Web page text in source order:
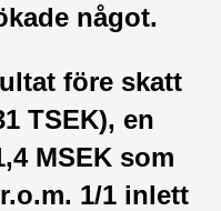
något.
före skatt
TSEK), en
MSEK som
1/1 inlett